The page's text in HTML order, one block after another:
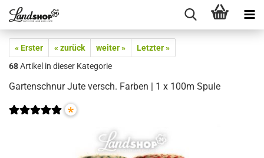
« Erster « zurück weiter »
Letzter »
68Artikel in dieser Kategorie
Gartenschnur Jute versch. Farben | 1 x 100m Spule
*